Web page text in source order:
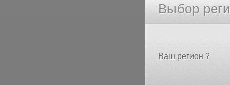
Выбор
Ваш регион ?